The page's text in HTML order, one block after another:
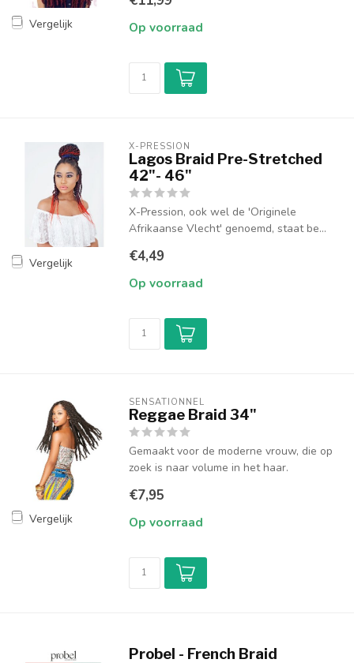
Vergelijk Op voorraad
Vergelijk
X-PRESSION
Lagos Braid Pre-Stretched
42"- 46"
X-Pression, ook wel de 'Originele
Afrikaanse Vlecht' genoemd, staat be...
€4,49
Op voorraad
Vergelijk
SENSATIONNEL
Reggae Braid 34"
Gemaakt voor de moderne vrouw, die op
zoek is naar volume in het haar.
€7,95
Op voorraad
Probel - French Braid